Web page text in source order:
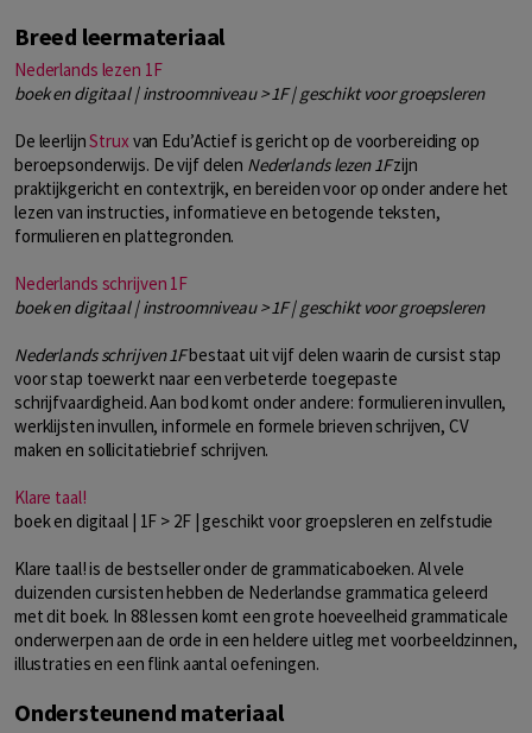
Breed leermateriaal
Nederlands lezen 1F
boek en digitaal | instroomniveau > 1F | geschikt voor groepsleren
De leerlijnStruxvan Edu’Actief is gericht op de voorbereiding op
beroepsonderwijs. De vijf delen Nederlands lezen 1Fzijn
praktijkgericht en contextrijk, en bereiden voor op onder andere het
lezen van instructies, informatieve en betogende teksten,
formulieren en plattegronden.
Nederlands schrijven 1F
boek en digitaal | instroomniveau > 1F | geschikt voor groepsleren
Nederlands schrijven 1Fbestaat uit vijf delen waarin de cursist stap
voor stap toewerkt naar een verbeterde toegepaste
schrijfvaardigheid. Aan bod komt onder andere: formulieren invullen,
werklijsten invullen, informele en formele brieven schrijven, CV
maken en sollicitatiebrief schrijven.
Klare taal!
boek en digitaal | 1F > 2F | geschikt voor groepsleren en zelfstudie
Klare taal! is de bestseller onder de grammaticaboeken. Al vele
duizenden cursisten hebben de Nederlandse grammatica geleerd
met dit boek. In 88 lessen komt een grote hoeveelheid grammaticale
onderwerpen aan de orde in een heldere uitleg met voorbeeldzinnen,
illustraties en een flink aantal oefeningen.
Ondersteunend materiaal